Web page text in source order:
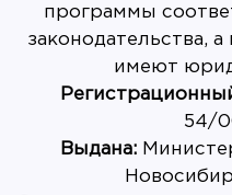
программы
законодательства,
имеют
Выдана: